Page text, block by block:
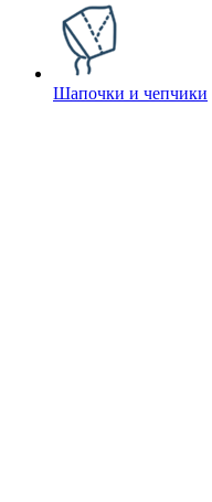
Шапочки и чепчики